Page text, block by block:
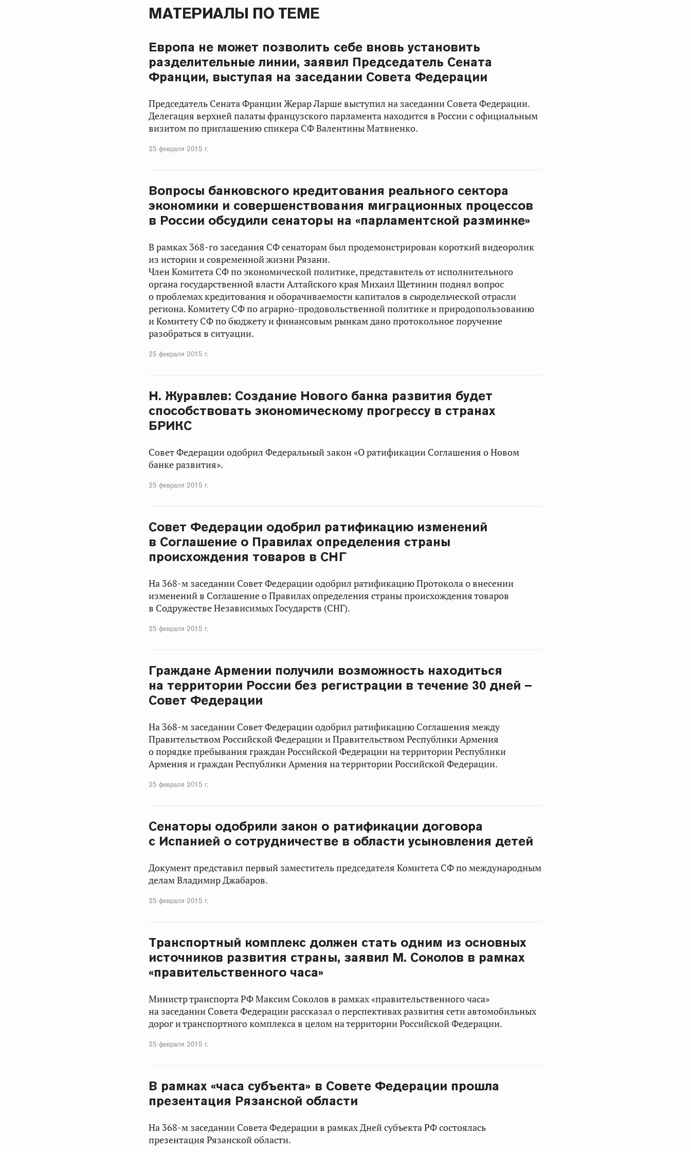
МАТЕРИАЛЫ ПО ТЕМЕ
Европа не может позволить себе вновь установить
разделительные линии, заявил Председатель Сената
Франции, выступая на заседании Совета Федерации
Председатель Сената ФранцииЖерар Ларшевыступил на заседании Совета Федерации.
Делегация верхней палаты французского парламента находится в России с официальным
визитом по приглашению спикера СФВалентины Матвиенко.
25 февраля 2015 г.
Вопросы банковского кредитования реального сектора
экономики и совершенствования миграционных процессов
в России обсудили сенаторы на «парламентской разминке»
В рамках 368-го заседания СФ сенаторам был продемонстрирован короткий видеоролик
из истории и современной жизни Рязани.
Член Комитета СФ по экономической политике, представитель от исполнительного
органа государственной власти Алтайского края Михаил Щетининподнял вопрос
о проблемах кредитования и оборачиваемости капиталов в сыродельческой отрасли
региона. Комитету СФ по аграрно-продовольственной политике и природопользованию
и Комитету СФ по бюджету и финансовым рынкам дано протокольное поручение
разобраться в ситуации.
25 февраля 2015 г.
Н. Журавлев: Создание Нового банка развития будет
способствовать экономическому прогрессу в странах
БРИКС
Совет Федерации одобрил Федеральный закон «О ратификации Соглашения о Новом
банке развития».
25 февраля 2015 г.
Совет Федерации одобрил ратификацию изменений
в Соглашение о Правилах определения страны
происхождения товаров в СНГ
На 368-м заседании Совет Федерации одобрил ратификацию Протокола о внесении
изменений в Соглашение о Правилах определения страны происхождения товаров
в Содружестве Независимых Государств (СНГ).
25 февраля 2015 г.
Граждане Армении получили возможность находиться
на территории России без регистрации в течение 30 дней –
Совет Федерации
На 368-м заседании Совет Федерации одобрил ратификацию Соглашения между
Правительством Российской Федерации и Правительством Республики Армения
о порядке пребывания граждан Российской Федерации на территории Республики
Армения и граждан Республики Армения на территории Российской Федерации.
25 февраля 2015 г.
Сенаторы одобрили закон о ратификации договора
с Испанией о сотрудничестве в области усыновления детей
Документ представил первый заместитель председателя Комитета СФ по международным
деламВладимир Джабаров.
25 февраля 2015 г.
Транспортный комплекс должен стать одним из основных
источников развития страны, заявил М. Соколов в рамках
«правительственного часа»
Министр транспорта РФМаксим Соколов в рамках «правительственного часа»
на заседании Совета Федерации рассказал о перспективах развития сети автомобильных
дорог и транспортного комплекса в целом на территории Российской Федерации.
25 февраля 2015 г.
В рамках «часа субъекта» в Совете Федерации прошла
презентация Рязанской области
На 368-м заседании Совета Федерации в рамках Дней субъекта РФ состоялась
презентация Рязанской области.